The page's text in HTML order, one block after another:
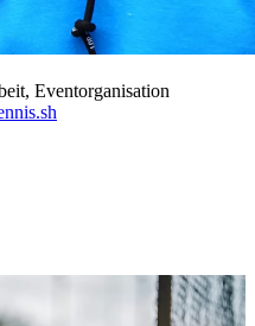
Eventorganisation